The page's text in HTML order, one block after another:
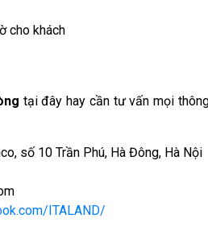
cho khách
tại đây hay cần tư vấn mọi
số 10 Trần Phú, Hà Đông, Hà Nội
ITALAND/